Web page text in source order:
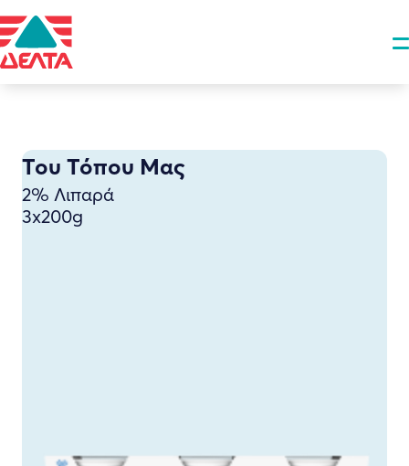
Του Τόπου Μας
2% Λιπαρά
3x200g